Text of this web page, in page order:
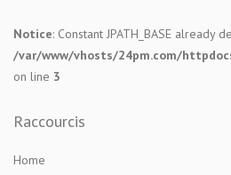
Notice: Constant JPATH_BASE already
/var/www/vhosts/24pm.com/
on line 3
Raccourcis
Home